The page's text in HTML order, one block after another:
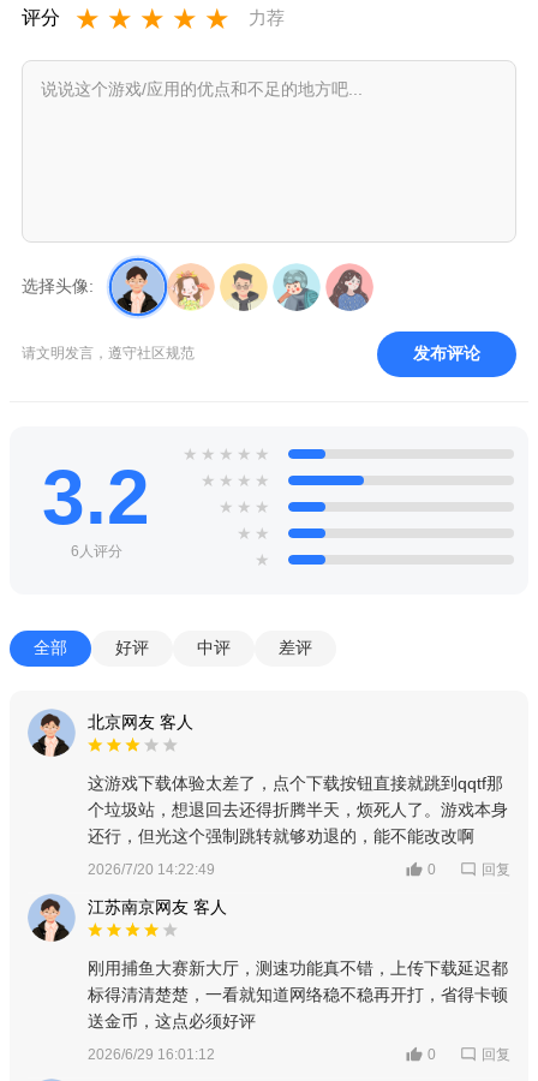
评分 ★ ★ ★ ★ ★ 力荐
选择头像:
请文明发言，遵守社区规范 发布评论
3.2
6人评分
★ ★ ★ ★ ★
★ ★ ★ ★
★ ★ ★
★ ★
★
全部 好评 中评 差评
北京网友 客人
这游戏下载体验太差了，点个下载按钮直接就跳到qqtf那
个垃圾站，想退回去还得折腾半天，烦死人了。游戏本身
还行，但光这个强制跳转就够劝退的，能不能改改啊
2026/7/20 14:22:49 0 回复
江苏南京网友 客人
刚用捕鱼大赛新大厅，测速功能真不错，上传下载延迟都
标得清清楚楚，一看就知道网络稳不稳再开打，省得卡顿
送金币，这点必须好评
2026/6/29 16:01:12 0 回复